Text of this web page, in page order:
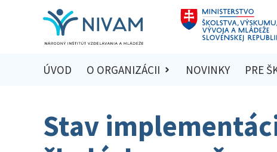
ÚVOD O ORGANIZÁCII NOVINKY PRE
Stav